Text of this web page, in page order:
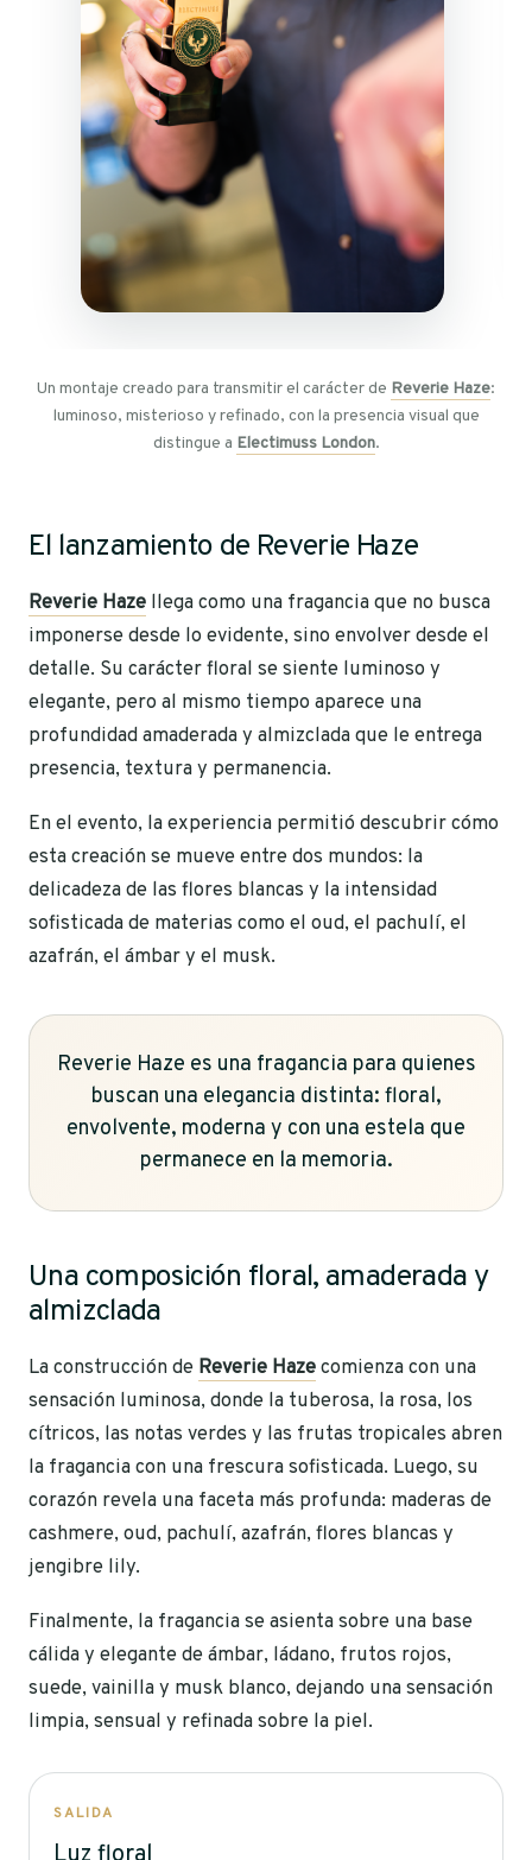
Un montaje creado para transmitir el carácter de Reverie Haze:
luminoso, misterioso y refinado, con la presencia visual que
distingue a Electimuss London.
El lanzamiento de Reverie Haze
Reverie Haze llega como una fragancia que no busca
imponerse desde lo evidente, sino envolver desde el
detalle. Su carácter floral se siente luminoso y
elegante, pero al mismo tiempo aparece una
profundidad amaderada y almizclada que le entrega
presencia, textura y permanencia.
En el evento, la experiencia permitió descubrir cómo
esta creación se mueve entre dos mundos: la
delicadeza de las flores blancas y la intensidad
sofisticada de materias como el oud, el pachulí, el
azafrán, el ámbar y el musk.
Reverie Haze es una fragancia para quienes
buscan una elegancia distinta: floral,
envolvente, moderna y con una estela que
permanece en la memoria.
Una composición floral, amaderada y
almizclada
La construcción de Reverie Hazecomienza con una
sensación luminosa, donde la tuberosa, la rosa, los
cítricos, las notas verdes y las frutas tropicales abren
la fragancia con una frescura sofisticada. Luego, su
corazón revela una faceta más profunda: maderas de
cashmere, oud, pachulí, azafrán, flores blancas y
jengibre lily.
Finalmente, la fragancia se asienta sobre una base
cálida y elegante de ámbar, ládano, frutos rojos,
suede, vainilla y musk blanco, dejando una sensación
limpia, sensual y refinada sobre la piel.
SALIDA